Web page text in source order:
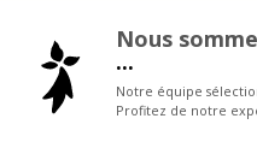
Nous
...
Notre équipe
Profitez de notre